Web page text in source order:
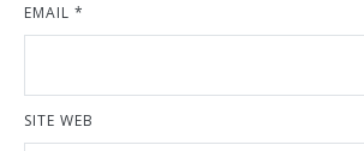
EMAIL *
SITE WEB